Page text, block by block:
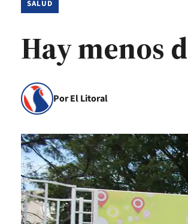
SALUD
Hay menos
Por El Litoral